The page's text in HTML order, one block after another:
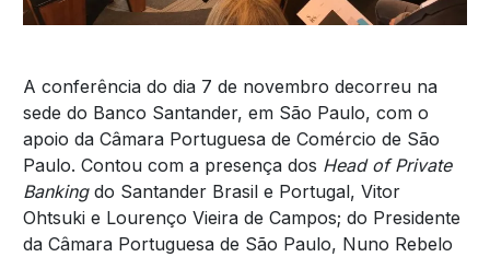
A conferência do dia 7 de novembro decorreu na
sede do Banco Santander, em São Paulo, com o
apoio da Câmara Portuguesa de Comércio de São
Paulo. Contou com a presença dos Head of Private
Bankingdo Santander Brasil e Portugal, Vitor
Ohtsuki e Lourenço Vieira de Campos; do Presidente
da Câmara Portuguesa de São Paulo, Nuno Rebelo